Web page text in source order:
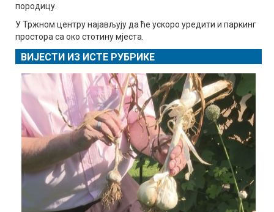
породицу.
У Тржном центру најављују да ће ускоро уредити и паркинг
простора са око стотину мјеста.
ВИЈЕСТИ ИЗ ИСТЕ РУБРИКЕ